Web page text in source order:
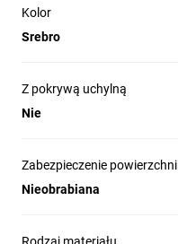
Kolor
Srebro
Z pokrywą uchylną
Nie
Zabezpieczenie powierzchni
Nieobrabiana